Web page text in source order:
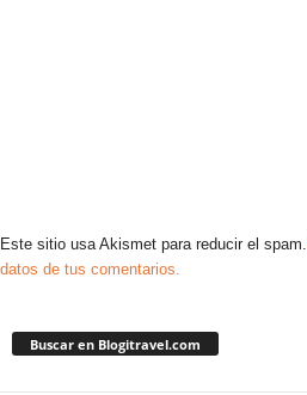
Este sitio usa Akismet para reducir el spam.
datos de tus comentarios.
Buscar en Blogitravel.com